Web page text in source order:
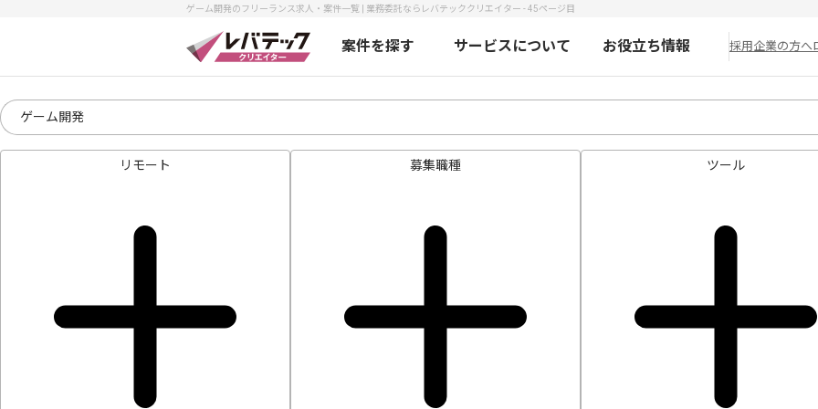
ゲーム開発のフリーランス求人・案件一覧 | 業務委託ならレバテッククリエイター - 45ページ目
案件を探す サービスについて お役立ち情報 採用企業の方へ
リモート 募集職種 ツール